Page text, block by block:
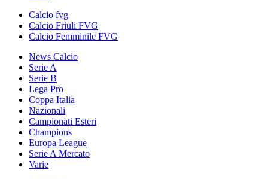
Calcio fvg
Calcio Friuli FVG
Calcio Femminile FVG
News Calcio
Serie A
Serie B
Lega Pro
Coppa Italia
Nazionali
Campionati Esteri
Champions
Europa League
Serie A Mercato
Varie